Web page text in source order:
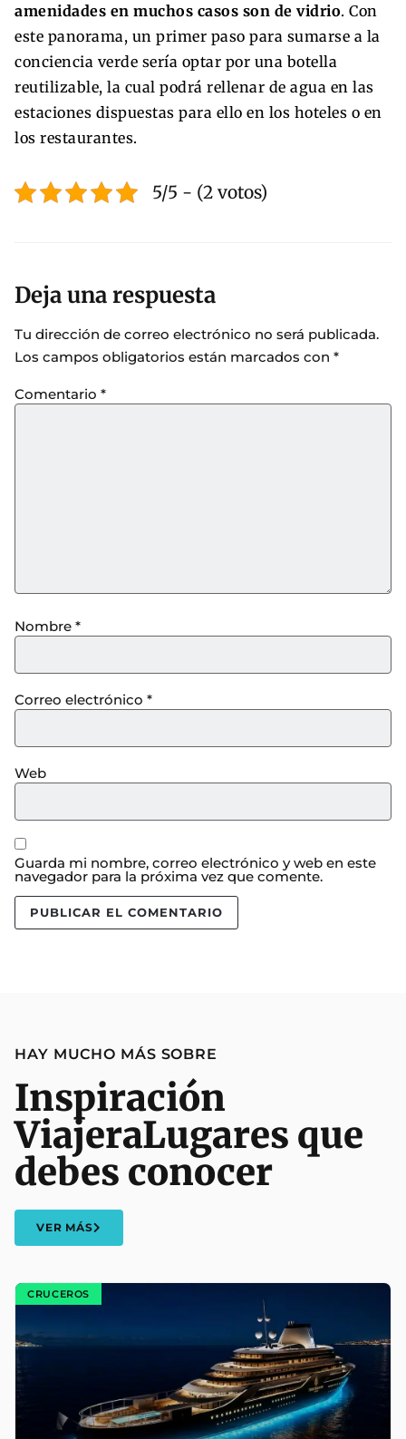
amenidades en muchos casos son de vidrio. Con
este panorama, un primer paso para sumarse a la
conciencia verde sería optar por una botella
reutilizable, la cual podrá rellenar de agua en las
estaciones dispuestas para ello en los hoteles o en
los restaurantes.
5/5 - (2 votos)
Deja una respuesta
Tu dirección de correo electrónico no será publicada.
Los campos obligatorios están marcados con *
Comentario *
Nombre *
Correo electrónico *
Web
Guarda mi nombre, correo electrónico y web en este
navegador para la próxima vez que comente.
HAY MUCHO MÁS SOBRE
Inspiración
ViajeraLugares que
debes conocer
VER MÁS
CRUCEROS